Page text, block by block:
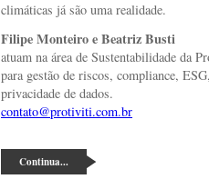
climáticas já são uma realidade.
Filipe Monteiroe Beatriz Busti
atuam na área de Sustentabilidade da
para gestão de riscos, compliance,
privacidade de dados.
contato@protiviti.com.br
Continua...